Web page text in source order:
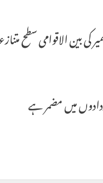
الاقوامی سطح
میں مضمر ہے